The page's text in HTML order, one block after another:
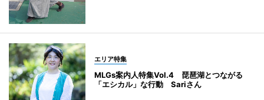
エリア特集
MLGs案内人特集Vol.4 琵琶湖とつながる
「エシカル」な行動 Sariさん